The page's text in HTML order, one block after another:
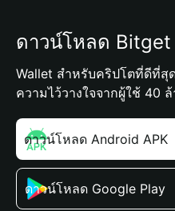
ดาวน์โหลด Bitget
Wallet สำหรับคริปโตที่ดีที่สุ
ความไว้วางใจจากผู้ใช้ 40
ดาวน์โหลด Android APK
ดาวน์โหลด Google Play